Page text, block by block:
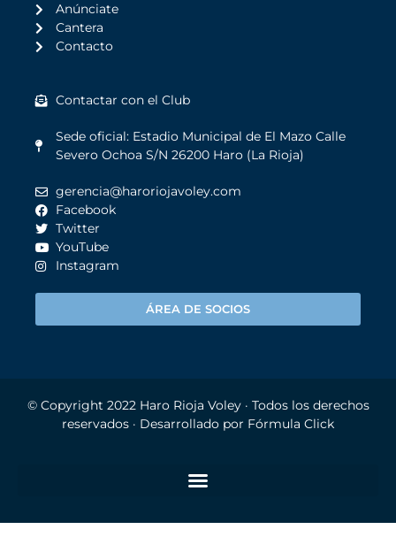
Anúnciate
Cantera
Contacto
Contactar con el Club
Sede oficial: Estadio Municipal de El Mazo Calle
Severo Ochoa S/N 26200 Haro (La Rioja)
gerencia@haroriojavoley.com
Facebook
Twitter
YouTube
Instagram
ÁREA DE SOCIOS
© Copyright 2022 Haro Rioja Voley· Todos los derechos
reservados · Desarrollado por Fórmula Click